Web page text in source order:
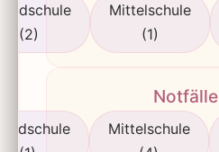
(2)
Mittelschule
(1)
Notfälle
Mittelschule